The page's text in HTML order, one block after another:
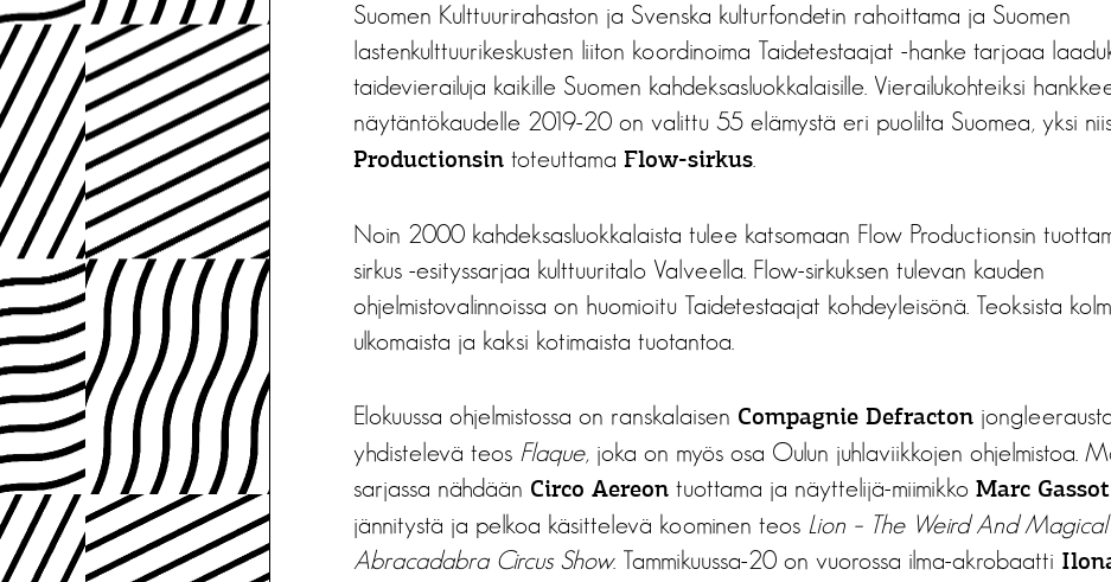
Suomen Kulttuurirahaston ja Svenska kulturfondetin rahoittama ja Suomen
lastenkulttuurikeskusten liiton koordinoima Taidetestaajat -hanke tarjoaa
taidevierailuja kaikille Suomen kahdeksasluokkalaisille. Vierailukohteiksi
näytäntökaudelle 2019-20 on valittu 55 elämystä eri puolilta Suomea, yksi
Productionsin toteuttama Flow-sirkus
Noin 2000 kahdeksasluokkalaista tulee katsomaan Flow Productionsin
sirkus -esityssarjaa kulttuuritalo Valveella. Flow-sirkuksen tulevan kauden
ohjelmistovalinnoissa on huomioitu Taidetestaajat kohdeyleisönä. Teoksista
ulkomaista ja kaksi kotimaista tuotantoa.
Elokuussa ohjelmistossa on ranskalaisen Compagnie Defracton
yhdistelevä teos Flaque, joka on myös osa Oulun juhlaviikkojen ohjelmistoa.
sarjassa nähdään Circo Aereon tuottama ja näyttelijä-miimikko Marc Gassot
jännitystä ja pelkoa käsittelevä koominen teos Lion – The Weird And Magical
Abracadabra Circus Show. Tammikuussa-20 on vuorossa ilma-akrobaatti